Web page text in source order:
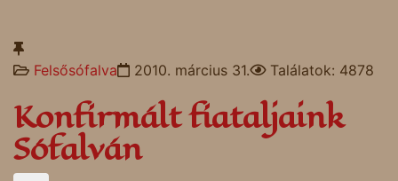
Felsősófalva 2010. március 31. Találatok: 4878
Konfirmált fiataljaink
Sófalván